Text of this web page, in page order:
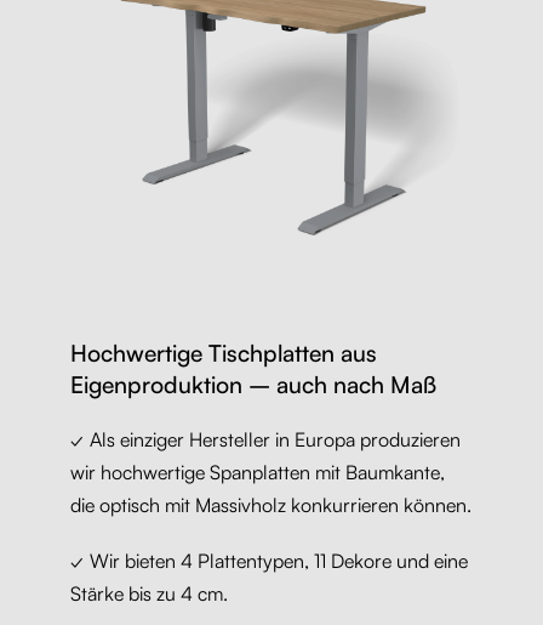
Hochwertige Tischplatten aus
Eigenproduktion – auch nach Maß
✓ Als einziger Hersteller in Europa produzieren
wir hochwertige Spanplatten mit Baumkante,
die optisch mit Massivholz konkurrieren können.
✓ Wir bieten 4 Plattentypen, 11 Dekore und eine
Stärke bis zu 4 cm.